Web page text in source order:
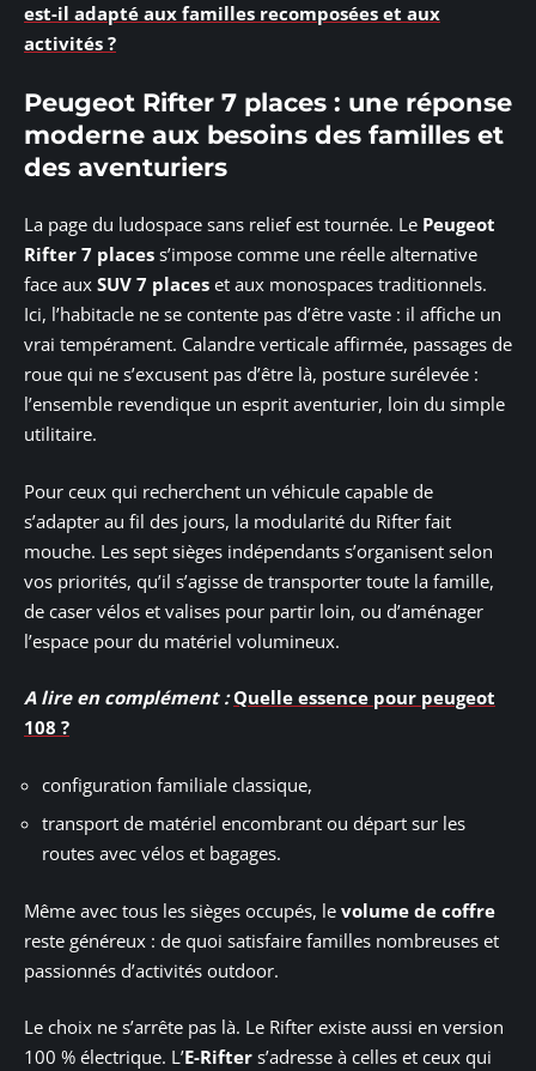
est-il adapté aux familles recomposées et aux
activités ?
Peugeot Rifter 7 places : une réponse
moderne aux besoins des familles et
des aventuriers
La page du ludospace sans relief est tournée. Le Peugeot
Rifter 7 places s’impose comme une réelle alternative
face aux SUV 7 places et aux monospaces traditionnels.
Ici, l’habitacle ne se contente pas d’être vaste : il affiche un
vrai tempérament. Calandre verticale affirmée, passages de
roue qui ne s’excusent pas d’être là, posture surélevée :
l’ensemble revendique un esprit aventurier, loin du simple
utilitaire.
Pour ceux qui recherchent un véhicule capable de
s’adapter au fil des jours, la modularité du Rifter fait
mouche. Les sept sièges indépendants s’organisent selon
vos priorités, qu’il s’agisse de transporter toute la famille,
de caser vélos et valises pour partir loin, ou d’aménager
l’espace pour du matériel volumineux.
A lire en complément : Quelle essence pour peugeot
108 ?
configuration familiale classique,
transport de matériel encombrant ou départ sur les
routes avec vélos et bagages.
Même avec tous les sièges occupés, le volume de coffre
reste généreux : de quoi satisfaire familles nombreuses et
passionnés d’activités outdoor.
Le choix ne s’arrête pas là. Le Rifter existe aussi en version
100 % électrique. L’E-Rifter s’adresse à celles et ceux qui